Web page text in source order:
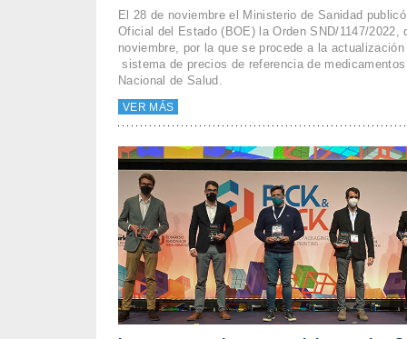
El 28 de noviembre el Ministerio de Sanidad
Oficial del Estado (BOE) la Orden SND/1147/2022,
noviembre, por la que se procede a la
sistema de precios de referencia de
Nacional de Salud.
VER MÁS